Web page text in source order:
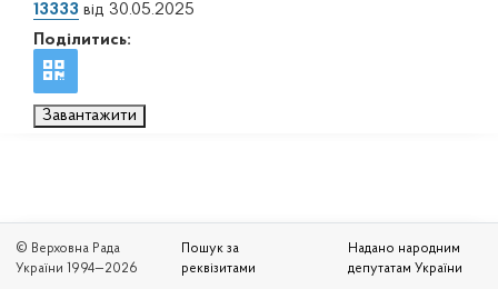
13333 від 30.05.2025
Поділитись:
Завантажити
© Верховна Рада
України 1994—2026
Пошук за
реквізитами
Надано народним
депутатам України